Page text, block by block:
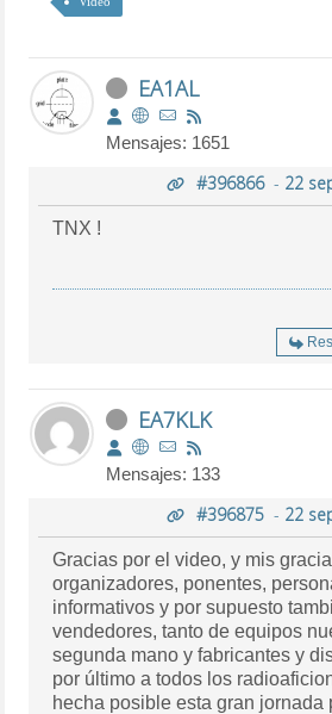
EA1AL
Mensajes: 1651
#396866- 22
TNX !
EA7KLK
Mensajes: 133
#396875- 22
Gracias por el video, y mis
organizadores, ponentes,
informativos y por supuesto
vendedores, tanto de equipos
segunda mano y fabricantes y
por último a todos los
hecha posible esta gran jornada